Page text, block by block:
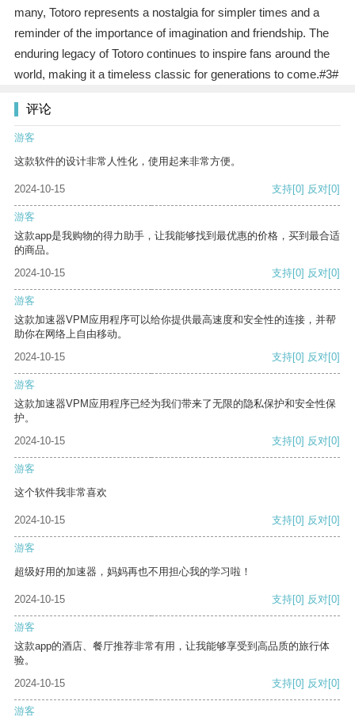
many, Totoro represents a nostalgia for simpler times and a
reminder of the importance of imagination and friendship. The
enduring legacy of Totoro continues to inspire fans around the
world, making it a timeless classic for generations to come.#3#
评论
游客
这款软件的设计非常人性化，使用起来非常方便。
2024-10-15 支持[0] 反对[0]
游客
这款app是我购物的得力助手，让我能够找到最优惠的价格，买到最合适
的商品。
2024-10-15
支持[0] 反对[0]
游客
这款加速器VPM应用程序可以给你提供最高速度和安全性的连接，并帮
助你在网络上自由移动。
2024-10-15
支持[0] 反对[0]
游客
这款加速器VPM应用程序已经为我们带来了无限的隐私保护和安全性保
护。
2024-10-15
支持[0] 反对[0]
游客
这个软件我非常喜欢
2024-10-15 支持[0] 反对[0]
游客
超级好用的加速器，妈妈再也不用担心我的学习啦！
2024-10-15 支持[0] 反对[0]
游客
这款app的酒店、餐厅推荐非常有用，让我能够享受到高品质的旅行体
验。
2024-10-15
支持[0] 反对[0]
游客